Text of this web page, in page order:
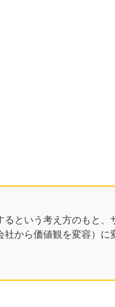
という考え方のもと、
から価値観を変容）に